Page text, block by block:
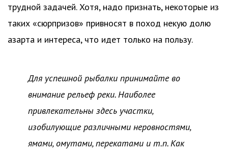
трудной задачей. Хотя, надо признать, некоторые из
таких «сюрпризов» привносят в поход некую долю
азарта и интереса, что идет только на пользу.
Для успешной рыбалки принимайте во
внимание рельеф реки. Наиболее
привлекательны здесь участки,
изобилующие различными неровностями,
ямами, омутами, перекатами и т.п. Как